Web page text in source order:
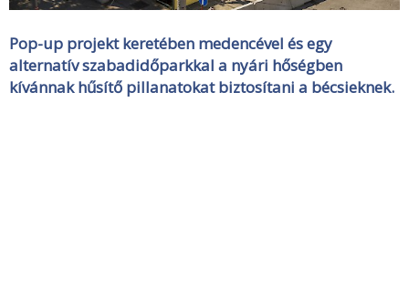
Pop-up projekt keretében medencével és egy
alternatív szabadidőparkkal a nyári hőségben
kívánnak hűsítő pillanatokat biztosítani a bécsieknek.